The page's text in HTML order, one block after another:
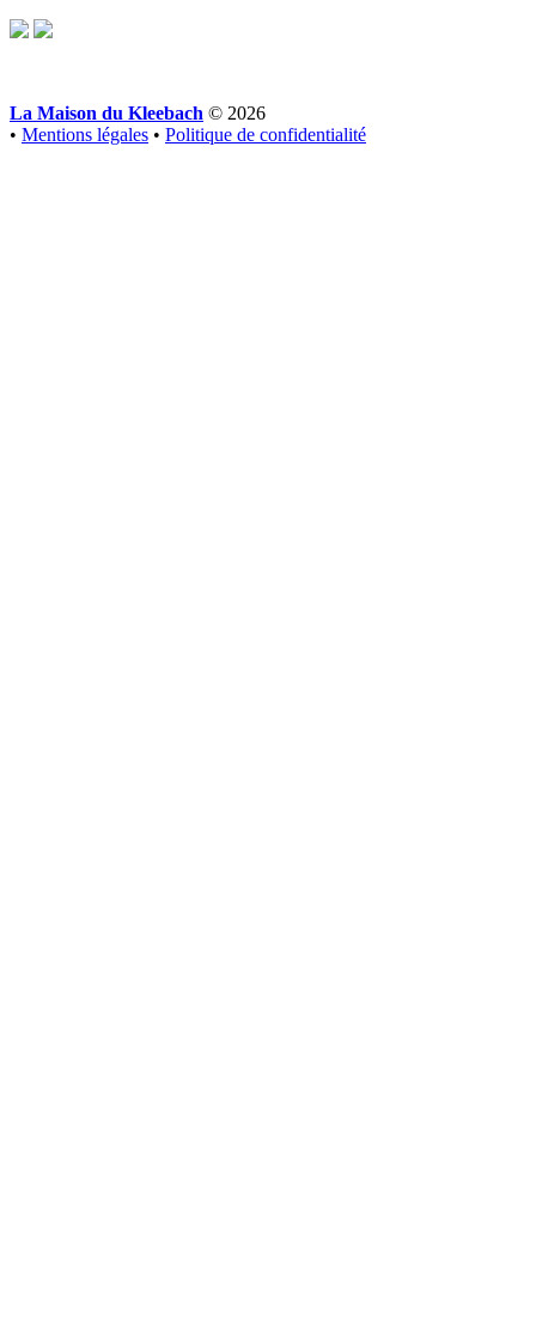
La Maison du Kleebach © 2026
• Mentions légales • Politique de confidentialité